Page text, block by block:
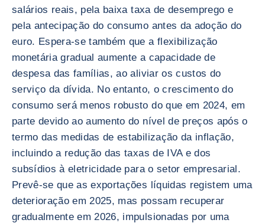
salários reais, pela baixa taxa de desemprego e
pela antecipação do consumo antes da adoção do
euro. Espera-se também que a flexibilização
monetária gradual aumente a capacidade de
despesa das famílias, ao aliviar os custos do
serviço da dívida. No entanto, o crescimento do
consumo será menos robusto do que em 2024, em
parte devido ao aumento do nível de preços após o
termo das medidas de estabilização da inflação,
incluindo a redução das taxas de IVA e dos
subsídios à eletricidade para o setor empresarial.
Prevê-se que as exportações líquidas registem uma
deterioração em 2025, mas possam recuperar
gradualmente em 2026, impulsionadas por uma